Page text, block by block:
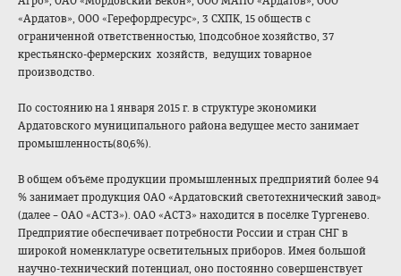
«Ардатов», ООО «Герефордресурс», 3 СХПК, 15 обществ с
ограниченной ответственностью, 1подсобное хозяйство, 37
крестьянско-фермерских хозяйств, ведущих товарное
производство.
По состоянию на 1 января 2015 г. в структуре экономики
Ардатовского муниципального района ведущее место занимает
промышленность(80,6%).
В общем объёме продукции промышленных предприятий более 94
% занимает продукция ОАО «Ардатовский светотехнический завод»
(далее – ОАО «АСТЗ»). ОАО «АСТЗ» находится в посёлке Тургенево.
Предприятие обеспечивает потребности России и стран СНГ в
широкой номенклатуре осветительных приборов. Имея большой
научно-технический потенциал, оно постоянно совершенствует